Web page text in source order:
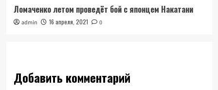
Ломаченко летом проведёт бой с японцем Накатани
admin 16 апреля, 2021 0
Добавить комментарий